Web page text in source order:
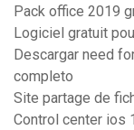
Pack office 2019
Logiciel gratuit
Descargar need
completo
Site partage de
Control center ios